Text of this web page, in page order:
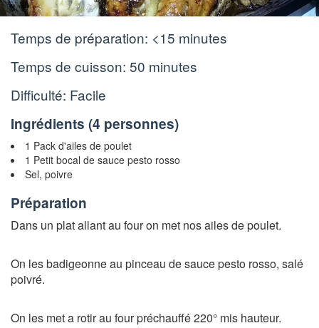
Temps de préparation: <15 minutes
Temps de cuisson: 50 minutes
Difficulté: Facile
Ingrédients (4 personnes)
1 Pack d'ailes de poulet
1 Petit bocal de sauce pesto rosso
Sel, poivre
Préparation
Dans un plat allant au four on met nos ailes de poulet.
On les badigeonne au pinceau de sauce pesto rosso, salé
poivré.
On les met a rotir au four préchauffé 220° mis hauteur.